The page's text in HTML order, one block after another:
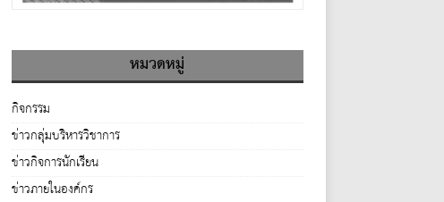
หมวดหมู่
กิจกรรม
ข่าวกลุ่มบริหารวิชาการ
ข่าวกิจการนักเรียน
ข่าวภายในองค์กร